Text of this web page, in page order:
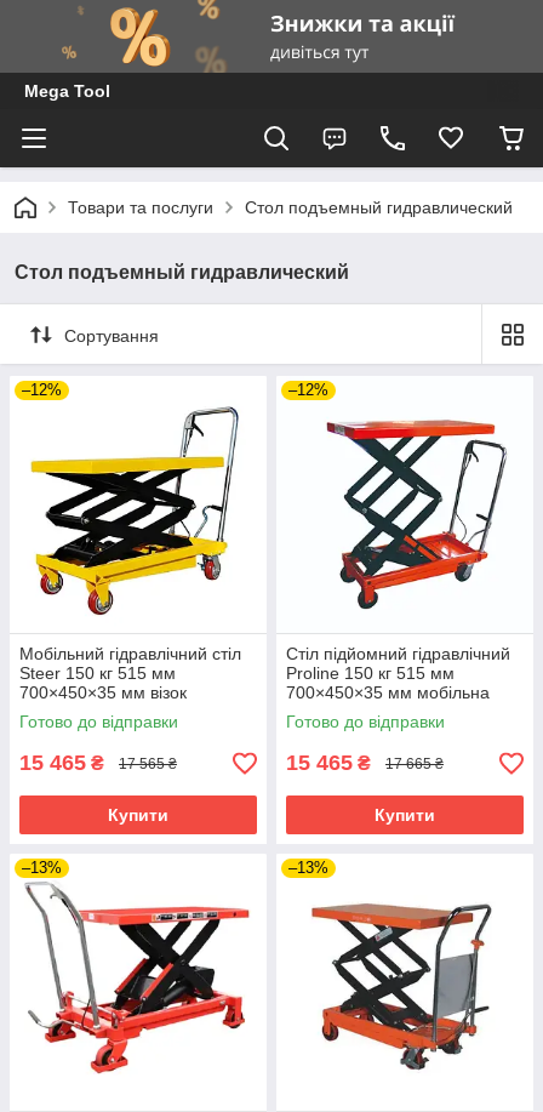
Mega Tool
Товари та послуги Стол подъемный гидравлический
Стол подъемный гидравлический
Сортування
–12%
Мобільний гідравлічний стіл
Steer 150 кг 515 мм
700×450×35 мм візок
складський підйомний
Готово до відправки
15 465 ₴ 17 565 ₴
Купити
–12%
Стіл підйомний гідравлічний
Proline 150 кг 515 мм
700×450×35 мм мобільна
платформа ножичного типу
Готово до відправки
15 465 ₴ 17 665 ₴
Купити
–13% –13%